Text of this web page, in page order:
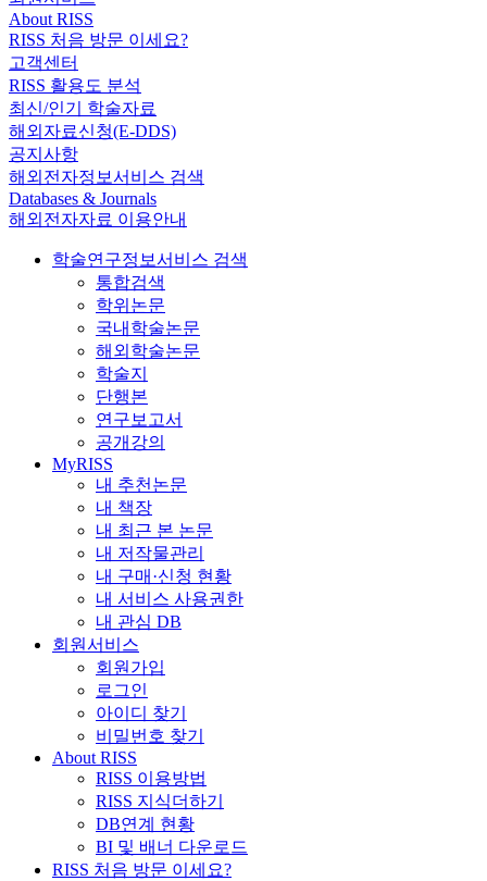
About RISS
RISS 처음 방문 이세요?
고객센터
RISS 활용도 분석
최신/인기 학술자료
해외자료신청(E-DDS)
공지사항
해외전자정보서비스 검색
Databases & Journals
해외전자자료 이용안내
학술연구정보서비스 검색
통합검색
학위논문
국내학술논문
해외학술논문
학술지
단행본
연구보고서
공개강의
MyRISS
내 추천논문
내 책장
내 최근 본 논문
내 저작물관리
내 구매·신청 현황
내 서비스 사용권한
내 관심 DB
회원서비스
회원가입
로그인
아이디 찾기
비밀번호 찾기
About RISS
RISS 이용방법
RISS 지식더하기
DB연계 현황
BI 및 배너 다운로드
RISS 처음 방문 이세요?